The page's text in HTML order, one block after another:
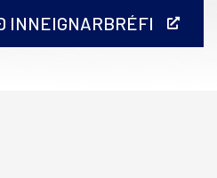
INNEIGNARBRÉFI